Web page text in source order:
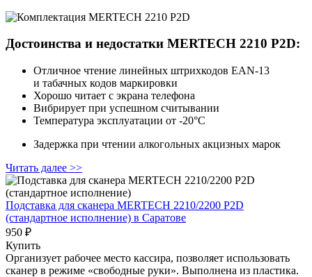
Достоинства и недостатки MERTECH 2210 P2D:
Отличное чтение линейных штрихкодов EAN‑13
и табачных кодов маркировки
Хорошо читает с экрана телефона
Вибрирует при успешном считывании
Температура эксплуатации от ‑20°С
Задержка при чтении алкогольных акцизных марок
Читать далее >>
Подставка для сканера MERTECH 2210/2200 P2D
(стандартное исполнение) в Саратове
950 ₽
Купить
Организует рабочее место кассира, позволяет использовать
сканер в режиме «свободные руки». Выполнена из пластика.